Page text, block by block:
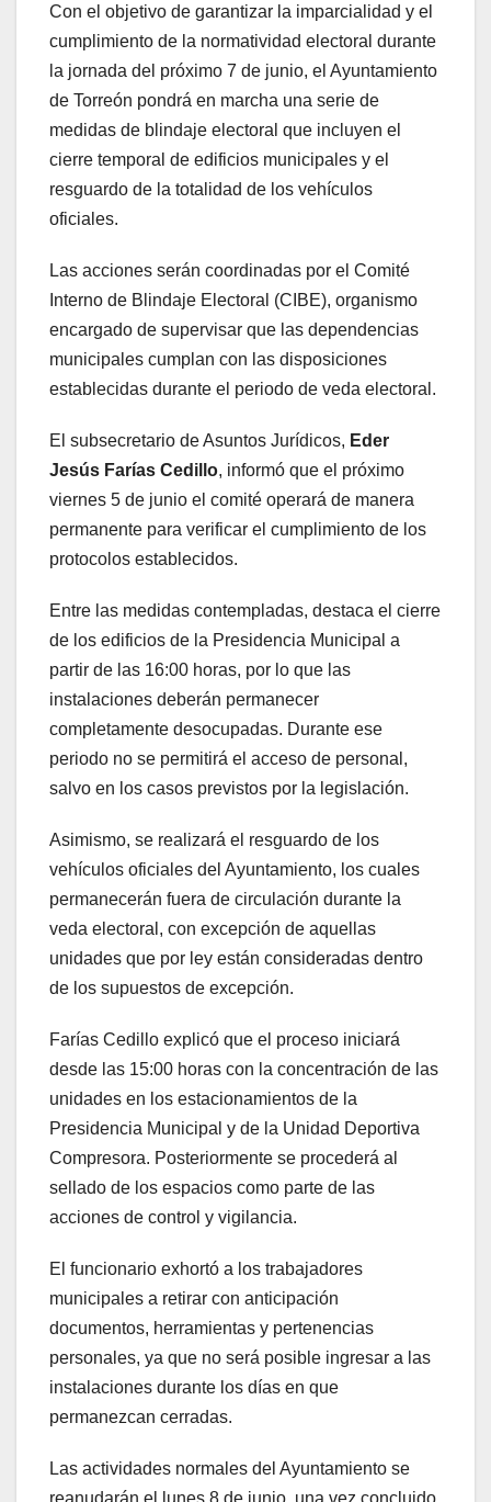
Con el objetivo de garantizar la imparcialidad y el
cumplimiento de la normatividad electoral durante
la jornada del próximo 7 de junio, el Ayuntamiento
de Torreón pondrá en marcha una serie de
medidas de blindaje electoral que incluyen el
cierre temporal de edificios municipales y el
resguardo de la totalidad de los vehículos
oficiales.
Las acciones serán coordinadas por el Comité
Interno de Blindaje Electoral (CIBE), organismo
encargado de supervisar que las dependencias
municipales cumplan con las disposiciones
establecidas durante el periodo de veda electoral.
El subsecretario de Asuntos Jurídicos, Eder
Jesús Farías Cedillo, informó que el próximo
viernes 5 de junio el comité operará de manera
permanente para verificar el cumplimiento de los
protocolos establecidos.
Entre las medidas contempladas, destaca el cierre
de los edificios de la Presidencia Municipal a
partir de las 16:00 horas, por lo que las
instalaciones deberán permanecer
completamente desocupadas. Durante ese
periodo no se permitirá el acceso de personal,
salvo en los casos previstos por la legislación.
Asimismo, se realizará el resguardo de los
vehículos oficiales del Ayuntamiento, los cuales
permanecerán fuera de circulación durante la
veda electoral, con excepción de aquellas
unidades que por ley están consideradas dentro
de los supuestos de excepción.
Farías Cedillo explicó que el proceso iniciará
desde las 15:00 horas con la concentración de las
unidades en los estacionamientos de la
Presidencia Municipal y de la Unidad Deportiva
Compresora. Posteriormente se procederá al
sellado de los espacios como parte de las
acciones de control y vigilancia.
El funcionario exhortó a los trabajadores
municipales a retirar con anticipación
documentos, herramientas y pertenencias
personales, ya que no será posible ingresar a las
instalaciones durante los días en que
permanezcan cerradas.
Las actividades normales del Ayuntamiento se
reanudarán el lunes 8 de junio, una vez concluido